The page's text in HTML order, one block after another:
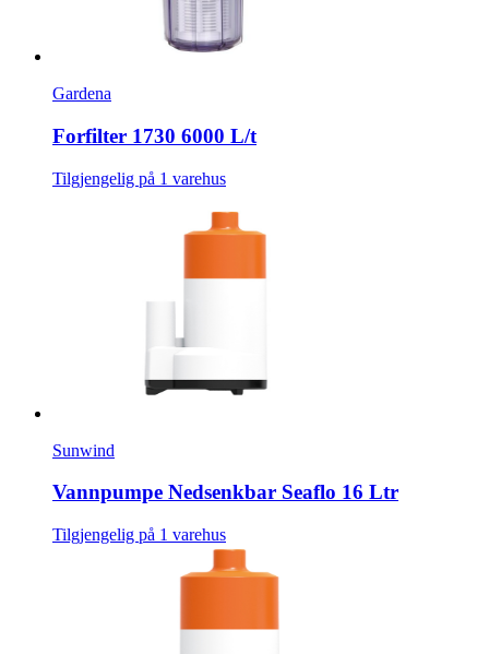
Gardena
Forfilter 1730 6000 L/t
Tilgjengelig på 1 varehus
Sunwind
Vannpumpe Nedsenkbar Seaflo 16 Ltr
Tilgjengelig på 1 varehus